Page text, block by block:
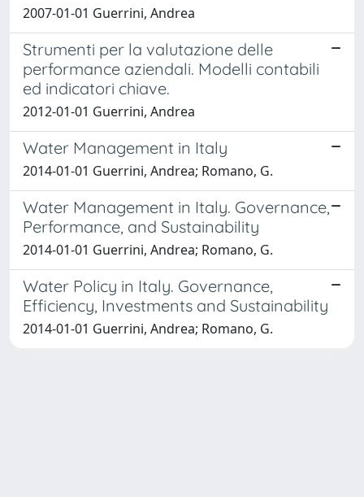
2007-01-01 Guerrini, Andrea
Strumenti per la valutazione delle
performance aziendali. Modelli contabili
ed indicatori chiave.
2012-01-01 Guerrini, Andrea
Water Management in Italy
2014-01-01 Guerrini, Andrea; Romano, G.
Water Management in Italy. Governance,
Performance, and Sustainability
2014-01-01 Guerrini, Andrea; Romano, G.
Water Policy in Italy. Governance,
Efficiency, Investments and Sustainability
2014-01-01 Guerrini, Andrea; Romano, G.